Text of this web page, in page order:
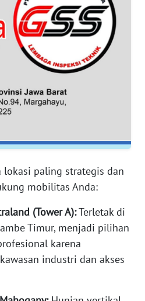
paling strategis dan
mobilitas Anda:
(Tower A):Terletak di
Timur, menjadi pilihan
karena
industri dan akses